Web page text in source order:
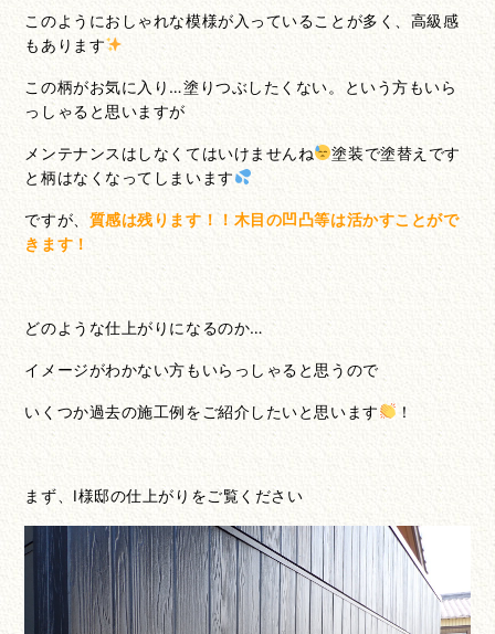
このようにおしゃれな模様が入っていることが多く、高級感
もあります
この柄がお気に入り…塗りつぶしたくない。という方もいら
っしゃると思いますが
メンテナンスはしなくてはいけませんね
塗装で塗替えです
と柄はなくなってしまいます
ですが、 質感は残ります！！木目の凹凸等は活かすことがで
きます！
どのような仕上がりになるのか…
イメージがわかない方もいらっしゃると思うので
いくつか過去の施工例をご紹介したいと思います ！
まず、I様邸の仕上がりをご覧ください